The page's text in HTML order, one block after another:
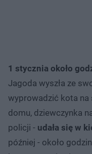
1 stycznia około
Jagoda wyszła ze
wyprowadzić kota na
domu, dziewczynka
policji - udała się w
później - około